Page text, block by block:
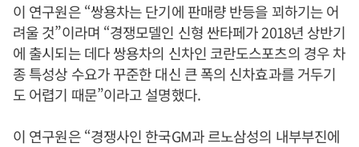
이 연구원은 “쌍용차는 단기에 판매량 반등을 꾀하기는 어
려울 것”이라며 “경쟁모델인 신형 싼타페가 2018년 상반기
에 출시되는 데다 쌍용차의 신차인 코란도스포츠의 경우 차
종 특성상 수요가 꾸준한 대신 큰 폭의 신차효과를 거두기
도 어렵기 때문”이라고 설명했다.
이 연구원은 “경쟁사인 한국GM과 르노삼성의 내부부진에